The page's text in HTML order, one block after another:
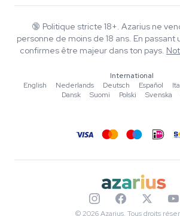
Politique de confidentialité
Wiki
Musique
Normes éditoriales
Outils & Calculateurs
🔞 Politique stricte 18+. Azarius ne
personne de moins de 18 ans. En
confirmes être majeur dans ton pays.
International
English
·Nederlands ·Deutsch ·Español ·
Dansk
·Suomi ·Polski ·Svenska
© 2026 Azarius. Tous droits